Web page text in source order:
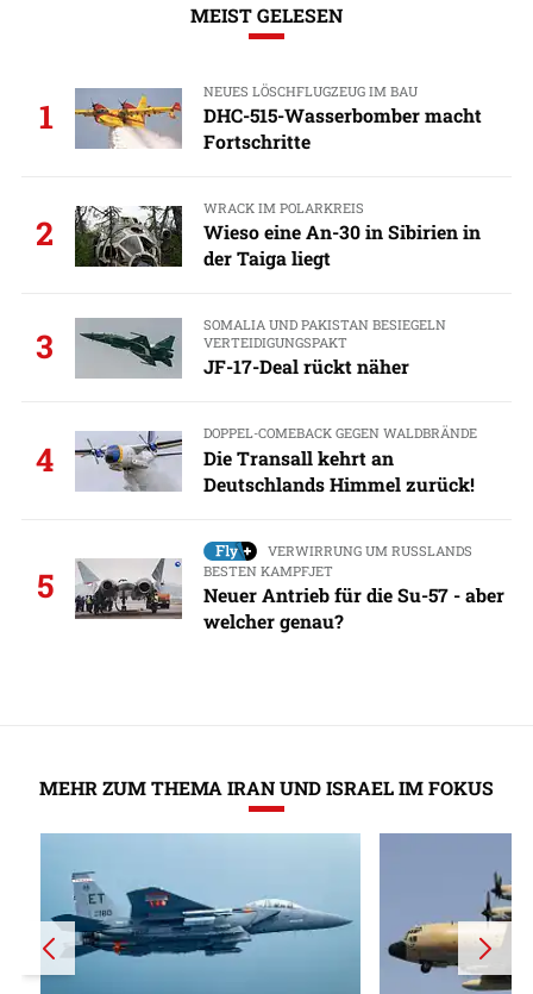
MEIST GELESEN
1
NEUES LÖSCHFLUGZEUG IM BAU
DHC-515-Wasserbomber macht
Fortschritte
2
WRACK IM POLARKREIS
Wieso eine An-30 in Sibirien in
der Taiga liegt
3
SOMALIA UND PAKISTAN BESIEGELN
VERTEIDIGUNGSPAKT
JF-17-Deal rückt näher
4
DOPPEL-COMEBACK GEGEN WALDBRÄNDE
Die Transall kehrt an
Deutschlands Himmel zurück!
5
VERWIRRUNG UM RUSSLANDS
BESTEN KAMPFJET
Neuer Antrieb für die Su-57 - aber
welcher genau?
MEHR ZUM THEMA IRAN UND ISRAEL IM FOKUS